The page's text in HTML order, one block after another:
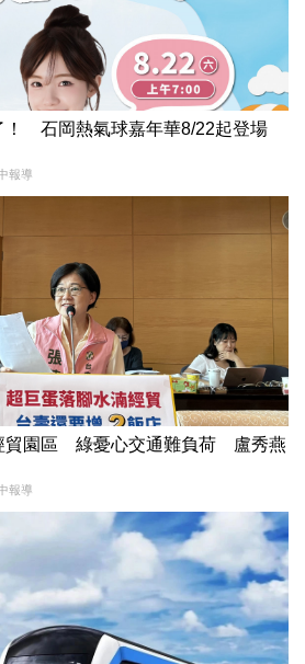
！ 石岡熱氣球嘉年華8/22起登場
報導
貿園區 綠憂心交通難負荷 盧秀燕
報導